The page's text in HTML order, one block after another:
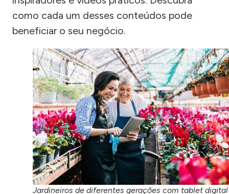
como cada um desses conteúdos pode
beneficiar o seu negócio.
Jardineiros de diferentes gerações com tablet digital